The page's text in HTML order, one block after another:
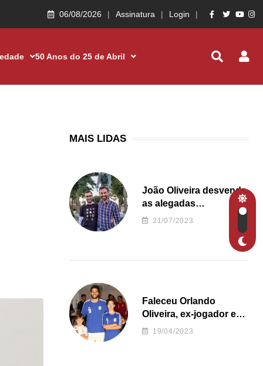
06/08/2026 Assinatura Login
50 Anos do 25 de Abril
MAIS LIDAS
João Oliveira desvenda
as alegadas
irregularidades da
Junta de Freguesia S.
21/07/2023
Faleceu Orlando
Oliveira, ex-jogador e
treinador da formação
19/04/2023